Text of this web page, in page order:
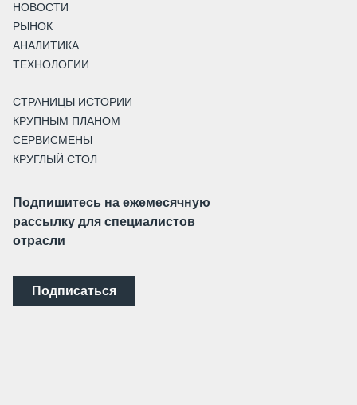
НОВОСТИ
РЫНОК
АНАЛИТИКА
ТЕХНОЛОГИИ
СТРАНИЦЫ ИСТОРИИ
КРУПНЫМ ПЛАНОМ
СЕРВИСМЕНЫ
КРУГЛЫЙ СТОЛ
Подпишитесь на ежемесячную
рассылку для специалистов
отрасли
Подписаться